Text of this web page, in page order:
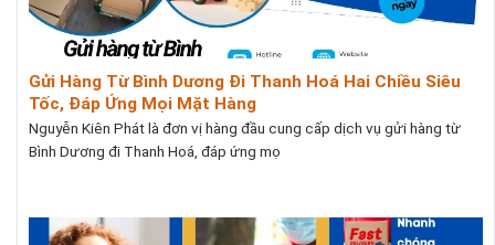
Gửi Hàng Từ Bình Dương Đi Thanh Hoá Hai Chiều Siêu
Tốc, Đáp Ứng Mọi Mặt Hàng
Nguyễn Kiên Phát là đơn vị hàng đầu cung cấp dịch vụ gửi hàng từ
Bình Dương đi Thanh Hoá, đáp ứng mọ